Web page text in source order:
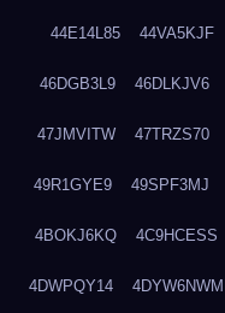
44E14L85 44VA5KJF
46DGB3L9 46DLKJV6
47JMVITW 47TRZS70
49R1GYE9 49SPF3MJ
4BOKJ6KQ 4C9HCESS
4DWPQY14 4DYW6NWM